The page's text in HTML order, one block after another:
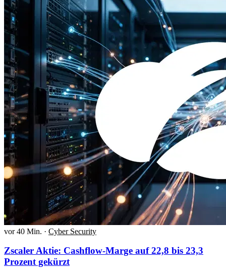
vor 40 Min. · Cyber Security
Zscaler Aktie: Cashflow-Marge auf 22,8 bis 23,3
Prozent gekürzt